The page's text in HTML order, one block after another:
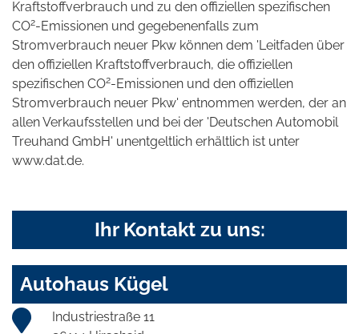
Kraftstoffverbrauch und zu den offiziellen spezifischen
CO2-Emissionen und gegebenenfalls zum
Stromverbrauch neuer Pkw können dem 'Leitfaden über
den offiziellen Kraftstoffverbrauch, die offiziellen
spezifischen CO2-Emissionen und den offiziellen
Stromverbrauch neuer Pkw' entnommen werden, der an
allen Verkaufsstellen und bei der 'Deutschen Automobil
Treuhand GmbH' unentgeltlich erhältlich ist unter
www.dat.de.
Ihr Kontakt zu uns:
Autohaus Kügel
Industriestraße 11